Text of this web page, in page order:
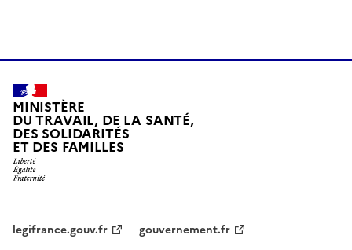
MINISTÈRE
DU TRAVAIL, DE LA SANTÉ,
DES SOLIDARITÉS
ET DES FAMILLES
legifrance.gouv.fr
gouvernement.fr